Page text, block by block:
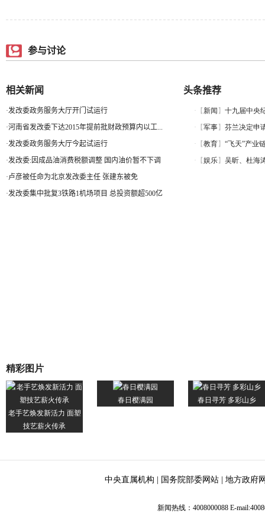
参与讨论
相关新闻
·发改委政务服务大厅开门试运行
·河南省发改委下达2015年提前批财政预算内以工...
·发改委政务服务大厅今起试运行
·发改委:因成品油消费税额调整 国内油价暂不下调
·卢彦被任命为北京发改委主任 张建东被免
·发改委集中批复3铁路1机场项目 总投资额超500亿
头条推荐